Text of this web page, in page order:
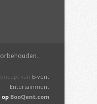
van E-vent
Entertainment
op BooQent.com